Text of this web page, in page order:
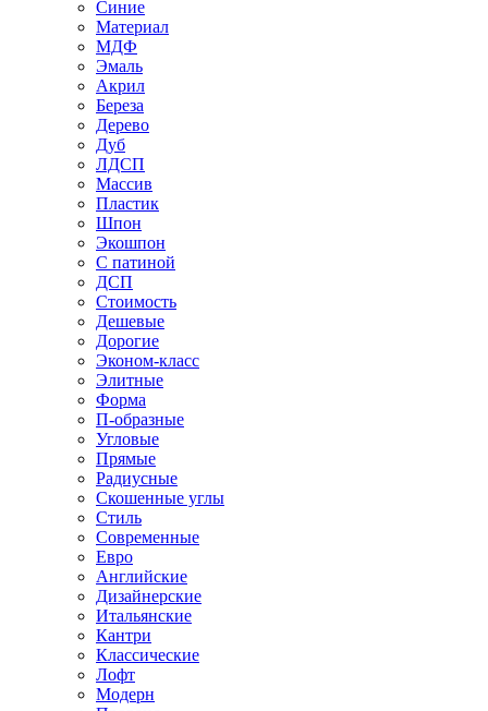
Синие
Материал
МДФ
Эмаль
Акрил
Береза
Дерево
Дуб
ЛДСП
Массив
Пластик
Шпон
Экошпон
С патиной
ДСП
Стоимость
Дешевые
Дорогие
Эконом-класс
Элитные
Форма
П-образные
Угловые
Прямые
Радиусные
Скошенные углы
Стиль
Современные
Евро
Английские
Дизайнерские
Итальянские
Кантри
Классические
Лофт
Модерн